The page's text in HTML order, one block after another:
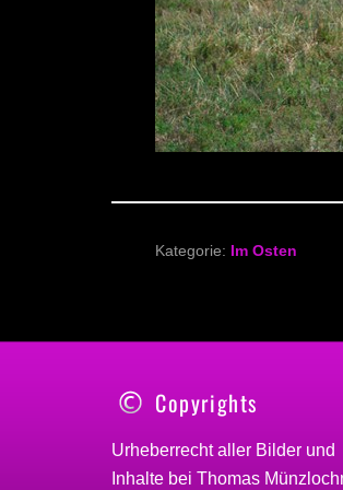
Kategorie: Im Osten
Copyrights
Urheberrecht aller Bilder und
Inhalte bei Thomas